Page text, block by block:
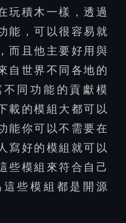
玩積木一樣，透過
能，可以很容易就
而且他主要好用與
自世界不同各地的
同功能的貢獻模
載的模組大都可以
能你可以不需要在
寫好的模組就可以
些模組來符合自己
些模組都是開源